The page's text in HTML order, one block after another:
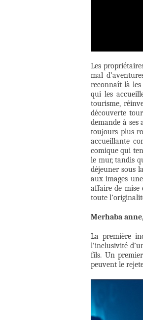
Les
mal
reconnaît là
qui les
tourisme,
découverte
demande à ses
toujours plus
accueillante
comique qui
le mur, tandis
déjeuner sous
aux images
affaire de mise
toute
Merhaba
La première
l’inclusivité
fils. Un
peuvent le